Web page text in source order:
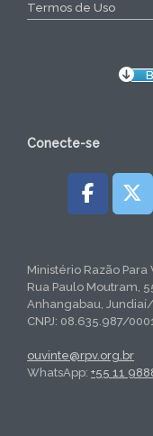
Termos de Uso
Conecte-se
Ministério Razão Para
Rua Paulo Moutram,
Anhangabau, Jundiaí/
CNPJ: 08.635.987/
ouvinte@rpv.org.br
WhatsApp: +55 11